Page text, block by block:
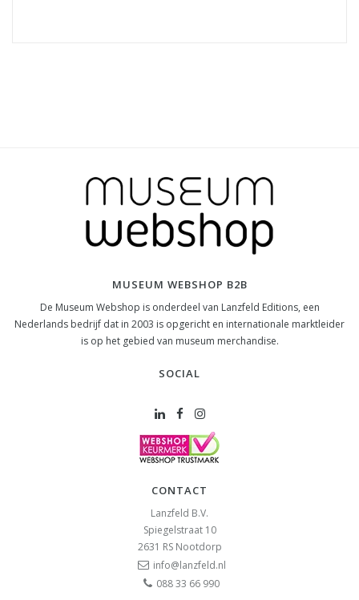
MUSEUM WEBSHOP B2B
De Museum Webshop is onderdeel van Lanzfeld Editions, een
Nederlands bedrijf dat in 2003 is opgericht en internationale marktleider
is op het gebied van museum merchandise.
SOCIAL
CONTACT
Lanzfeld B.V.
Spiegelstraat 10
2631 RS Nootdorp
info@lanzfeld.nl
088 33 66 990